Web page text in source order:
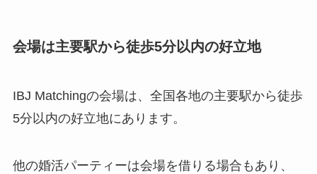
会場は主要駅から徒歩5分以内の好立地
IBJ Matchingの会場は、全国各地の主要駅から徒歩
5分以内の好立地にあります。
他の婚活パーティーは会場を借りる場合もあり、